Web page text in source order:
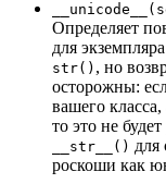
Определяет
для
str() , но
осторожны:
вашего
то это не
__str__() для
роскоши как